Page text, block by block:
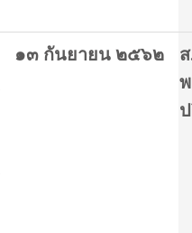
๑๓ กันยายน ๒๕๖๒